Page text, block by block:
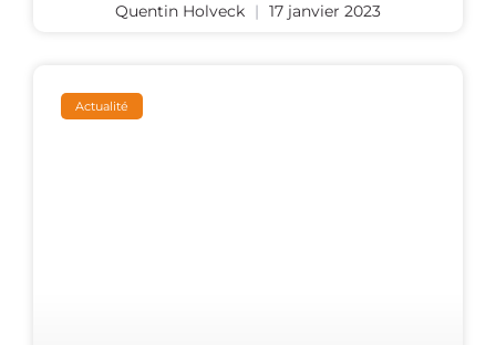
Quentin Holveck 17 janvier 2023
Actualité